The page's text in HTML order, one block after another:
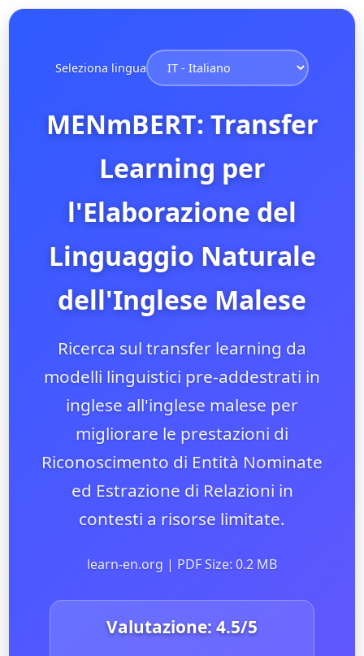
Seleziona lingua
MENmBERT: Transfer
Learning per
l'Elaborazione del
Linguaggio Naturale
dell'Inglese Malese
Ricerca sul transfer learning da
modelli linguistici pre-addestrati in
inglese all'inglese malese per
migliorare le prestazioni di
Riconoscimento di Entità Nominate
ed Estrazione di Relazioni in
contesti a risorse limitate.
learn-en.org | PDF Size: 0.2 MB
Valutazione: 4.5/5